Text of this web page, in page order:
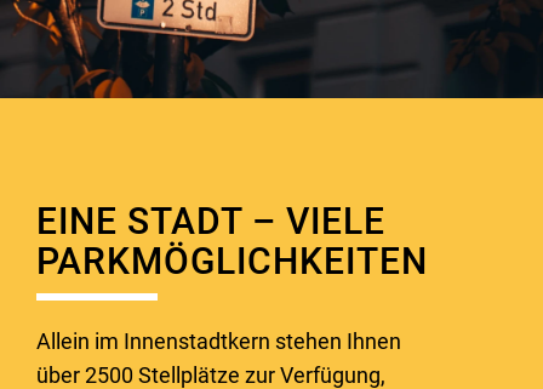
EINE STADT – VIELE
PARKMÖGLICHKEITEN
Allein im Innenstadtkern stehen Ihnen
über 2500 Stellplätze zur Verfügung,